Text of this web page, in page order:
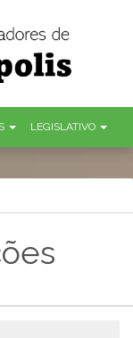
LEGISLATIVO